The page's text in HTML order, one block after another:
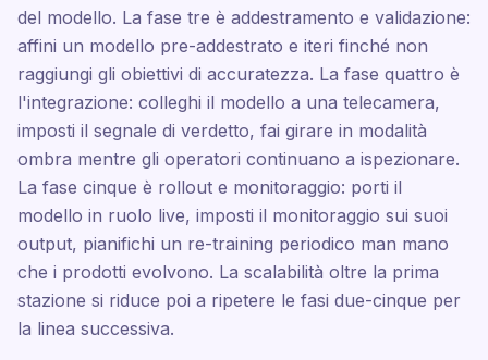
del modello. La fase tre è addestramento e validazione:
affini un modello pre-addestrato e iteri finché non
raggiungi gli obiettivi di accuratezza. La fase quattro è
l'integrazione: colleghi il modello a una telecamera,
imposti il segnale di verdetto, fai girare in modalità
ombra mentre gli operatori continuano a ispezionare.
La fase cinque è rollout e monitoraggio: porti il
modello in ruolo live, imposti il monitoraggio sui suoi
output, pianifichi un re-training periodico man mano
che i prodotti evolvono. La scalabilità oltre la prima
stazione si riduce poi a ripetere le fasi due-cinque per
la linea successiva.